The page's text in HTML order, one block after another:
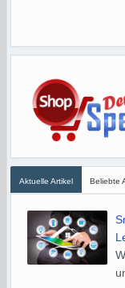
Aktuelle Artikel Beliebte